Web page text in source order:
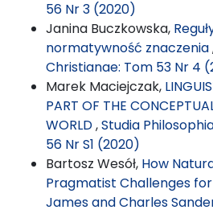
56 Nr 3 (2020)
Janina Buczkowska,
normatywność znaczenia
Christianae: Tom 53 Nr 4
Marek Maciejczak,
PART OF THE
WORLD,Studia
56 Nr S1 (2020)
Bartosz Wesół, How
Pragmatist Challenges
James and Charles